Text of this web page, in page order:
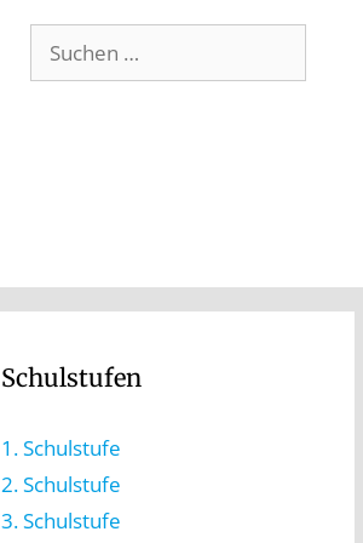
Schulstufen
1. Schulstufe
2. Schulstufe
3. Schulstufe